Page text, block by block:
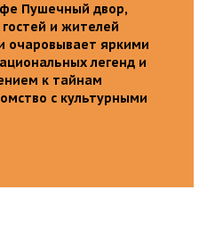
Пушечный двор,
и жителей
очаровывает яркими
легенд и
к тайнам
с культурными